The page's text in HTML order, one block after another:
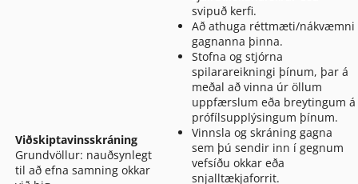
Viðskiptavinsskráning
Grundvöllur: nauðsynlegt
til að efna samning okkar
svipuð kerfi.
Að athuga réttmæti/nákvæmni
gagnanna þinna.
Stofna og stjórna
spilarareikningi þínum, þar á
meðal að vinna úr öllum
uppfærslum eða breytingum á
prófílsupplýsingum þínum.
Vinnsla og skráning gagna
sem þú sendir inn í gegnum
vefsíðu okkar eða
snjalltækjaforrit.